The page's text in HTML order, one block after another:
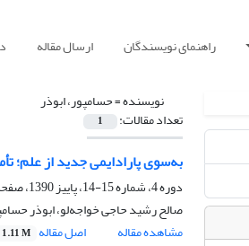
راهنمای نویسندگان ارسال مقاله
نویسنده =حسامپور، ابوذر
تعداد مقالات: 1
به‌سوی پارادایمی جدید از علم؛
دوره 4، شماره 15-14، پاییز 1390، صفحه
صالح رشید حاجی خواجه‌لو، ابوذر
مشاهده مقاله
اصل مقاله 1.11 M